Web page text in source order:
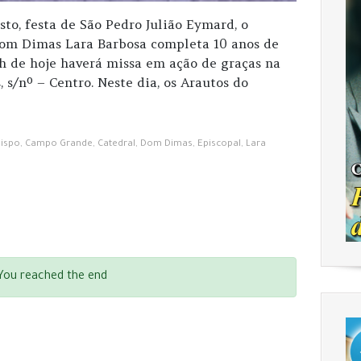
festa de São Pedro Julião Eymard, o
Dimas Lara Barbosa completa 10 anos de
de hoje haverá missa em ação de graças na
nº – Centro. Neste dia, os Arautos do
, Campo Grande, Catedral, Dom Dimas, Episcopal, Lara
reached the end